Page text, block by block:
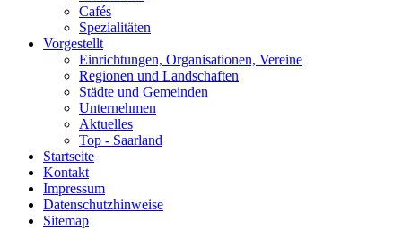
Cafés
Spezialitäten
Vorgestellt
Einrichtungen, Organisationen, Vereine
Regionen und Landschaften
Städte und Gemeinden
Unternehmen
Aktuelles
Top - Saarland
Startseite
Kontakt
Impressum
Datenschutzhinweise
Sitemap